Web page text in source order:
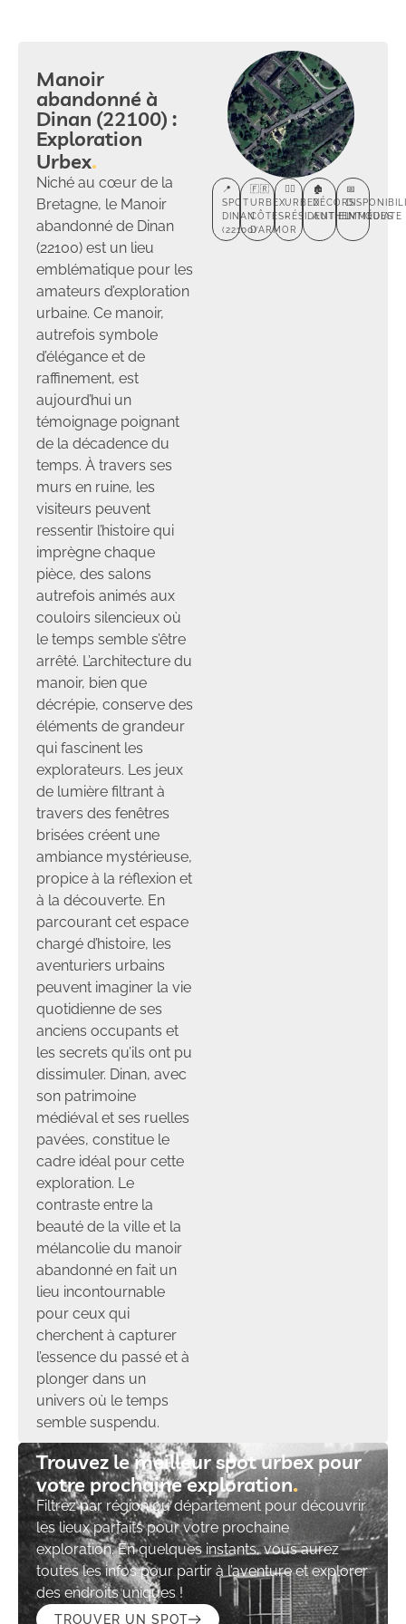
Manoir
abandonné à
Dinan (22100) :
Exploration
Urbex
Niché au cœur de la
Bretagne, le Manoir
abandonné de Dinan
(22100) est un lieu
emblématique pour les
amateurs d’exploration
urbaine. Ce manoir,
autrefois symbole
d’élégance et de
raffinement, est
aujourd’hui un
témoignage poignant
de la décadence du
temps. À travers ses
murs en ruine, les
visiteurs peuvent
ressentir l’histoire qui
imprègne chaque
pièce, des salons
autrefois animés aux
couloirs silencieux où
le temps semble s’être
arrêté. L’architecture du
manoir, bien que
décrépie, conserve des
éléments de grandeur
qui fascinent les
explorateurs. Les jeux
de lumière filtrant à
travers des fenêtres
brisées créent une
ambiance mystérieuse,
propice à la réflexion et
à la découverte. En
parcourant cet espace
chargé d’histoire, les
aventuriers urbains
peuvent imaginer la vie
quotidienne de ses
anciens occupants et
les secrets qu’ils ont pu
dissimuler. Dinan, avec
son patrimoine
médiéval et ses ruelles
pavées, constitue le
cadre idéal pour cette
exploration. Le
contraste entre la
beauté de la ville et la
mélancolie du manoir
abandonné en fait un
lieu incontournable
pour ceux qui
cherchent à capturer
l’essence du passé et à
plonger dans un
univers où le temps
semble suspendu.
📍
SPOT
DINAN
(22100)
🇫🇷
URBEX
CÔTES-
D’ARMOR
🕵️‍♂️
URBEX
RÉSIDENTIEL
🏚️
DÉCORS
AUTHENTIQUES
📅
IMMÉDIATE
Trouvez le meilleur spot urbex pour
votre prochaine exploration​
Filtrez par région ou département pour découvrir
les lieux parfaits pour votre prochaine
exploration. En quelques instants, vous aurez
toutes les infos pour partir à l’aventure et explorer
des endroits uniques !
TROUVER UN SPOT